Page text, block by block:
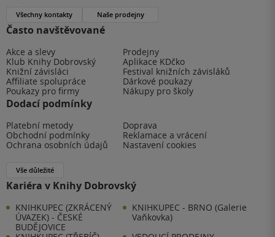
Často navštěvované
Akce a slevy
Prodejny
Klub Knihy Dobrovský
Aplikace KDčko
Knižní závisláci
Festival knižních závisláků
Affiliate spolupráce
Dárkové poukazy
Poukazy pro firmy
Nákupy pro školy
Dodací podmínky
Platební metody
Doprava
Obchodní podmínky
Reklamace a vrácení
Ochrana osobních údajů
Nastavení cookies
Vše důležité
Kariéra v Knihy Dobrovský
KNIHKUPEC (ZKRÁCENÝ
ÚVAZEK) - ČESKÉ
BUDĚJOVICE
KNIHKUPEC - BRNO (Galerie
Vaňkovka)
Všechny kontakty Naše prodejny